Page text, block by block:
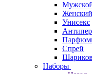
Женский
Унисекс
Спрей
Наборы